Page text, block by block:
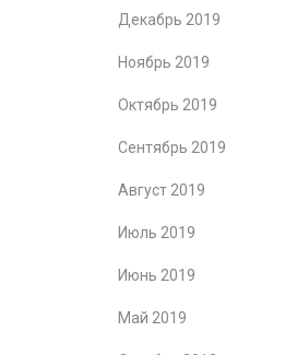
Декабрь 2019
Ноябрь 2019
Октябрь 2019
Сентябрь 2019
Август 2019
Июль 2019
Июнь 2019
Май 2019